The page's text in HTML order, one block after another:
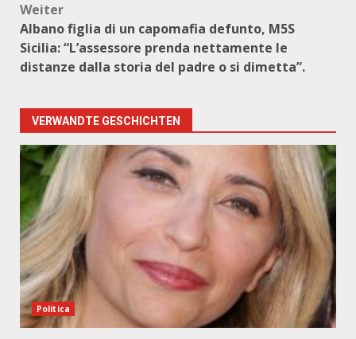
Weiter
Albano figlia di un capomafia defunto, M5S
Sicilia: “L’assessore prenda nettamente le
distanze dalla storia del padre o si dimetta”.
VERWANDTE GESCHICHTEN
Politica